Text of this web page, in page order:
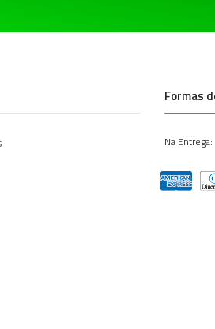
Formas
Na Entrega: